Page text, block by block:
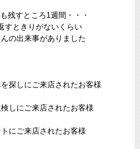
残すところ1週間・・・
すときりがないくらい
の出来事がありました
探しにご来店されたお客様
しにご来店されたお客様
にご来店されたお客様